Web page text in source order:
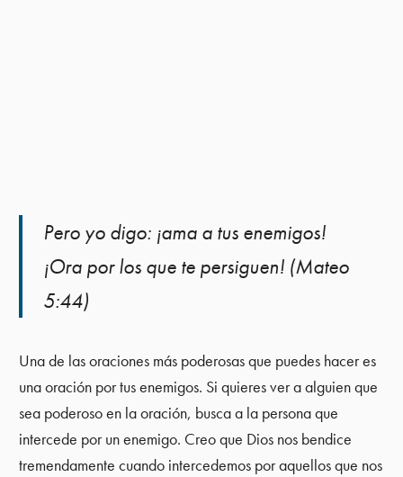
Pero yo digo: ¡ama a tus enemigos!
¡Ora por los que te persiguen! (Mateo
5:44)
Una de las oraciones más poderosas que puedes hacer es
una oración por tus enemigos. Si quieres ver a alguien que
sea poderoso en la oración, busca a la persona que
intercede por un enemigo. Creo que Dios nos bendice
tremendamente cuando intercedemos por aquellos que nos